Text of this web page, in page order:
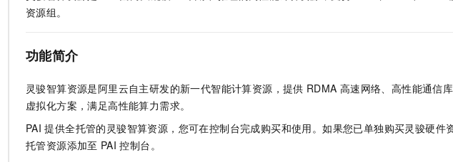
资源组。
功能简介
灵骏智算资源是阿里云自主研发的新一代智能计算资源，提供 RDMA 高速网络、高性能通信
虚拟化方案，满足高性能算力需求。
PAI 提供全托管的灵骏智算资源，您可在控制台完成购买和使用。如果您已单独购买灵骏硬件
托管资源添加至 PAI 控制台。
Qwen3.8-Max
Qwen3.7-Plus
Qwen3-VL-Plus
视觉 Coding、空间感知、多模态思考等全面升级
随时随地安全接入的云上超级电脑
面向分析的企业级SaaS模式云数据仓库
一站式AI开发、训练和推理服务
提供一站式管理容器应用的 K8s 服务
面向真实软件的智
云原生的云上边界
自主进化，持久记忆，越用越聪明 从聊天伙伴进化为能主动干活的本地数字员工
高校专属算力普惠，学生认证享300元代金券
免费试用
最高领取价值200元试用点，立即开启云上创新
AI 产品 免费试用
1亿+ 大模型 tokens 和 30+ 款产品免费体验
Qwen3.8-Max 首发尝鲜，限时加量 10 倍，夜间低至2折
送.CN域名，送备案服务码
Night Plan 支持 Qwen 3.8-Max
夜间 5 折，Qwen/Meoo/TokenPlan 客户专享
图文、视频一站生
AI助力短剧漫剧创
AI 办公
AI智能应用，一键
观测云
蓝凌 OA
畅捷通
Tableau 订阅
OCR 文字识别
企业应用
JAVA
Red Hat
Salesforce On Alibaba Cloud
AI 大模型销售与服务生态合作计划
成为服务伙伴
工单服务
短信专区
分析师报告
AI 算法大赛
云开发大赛
入门学习赛
高校合作